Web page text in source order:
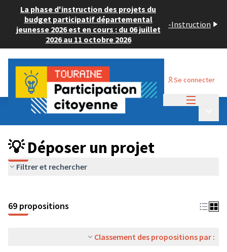
La phase d'instruction des projets du
budget participatif départemental
jeunesse 2026 est en cours : du 06 juillet
2026 au 11 octobre 2026
-Instruction
Se connecter
Budget Participatif ADULTE 2024
💡 Déposer un projet
💡 Déposer un projet
Filtrer et rechercher
69 propositions
Classement des propositions par :